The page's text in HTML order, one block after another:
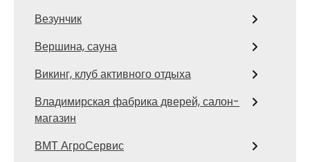
Везунчик
Вершина, сауна
Викинг, клуб активного отдыха
Владимирская фабрика дверей, салон-
магазин
ВМТ АгроСервис